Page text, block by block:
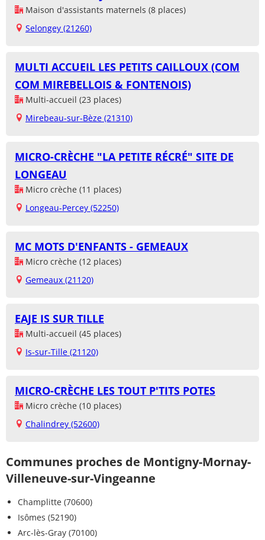
Maison d'assistants maternels (8 places)
Selongey (21260)
MULTI ACCUEIL LES PETITS CAILLOUX (COM
COM MIREBELLOIS & FONTENOIS)
Multi-accueil (23 places)
Mirebeau-sur-Bèze (21310)
MICRO-CRÈCHE "LA PETITE RÉCRÉ" SITE DE
LONGEAU
Micro crèche (11 places)
Longeau-Percey (52250)
MC MOTS D'ENFANTS - GEMEAUX
Micro crèche (12 places)
Gemeaux (21120)
EAJE IS SUR TILLE
Multi-accueil (45 places)
Is-sur-Tille (21120)
MICRO-CRÈCHE LES TOUT P'TITS POTES
Micro crèche (10 places)
Chalindrey (52600)
Communes proches de Montigny-Mornay-
Villeneuve-sur-Vingeanne
Champlitte (70600)
Isômes (52190)
Arc-lès-Gray (70100)